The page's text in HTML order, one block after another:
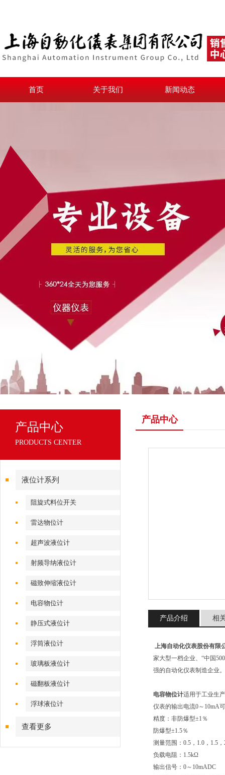
首页 关于我们 新闻动态
产品中心
PRODUCTS CENTER
液位计系列
阻旋式料位开关
雷达物位计
超声波液位计
射频导纳液位计
磁致伸缩液位计
电容物位计
静压式液位计
浮筒液位计
玻璃板液位计
磁翻板液位计
浮球液位计
查看更多
产品中心
产品介绍 相
上海自动化仪表股份有限
家大型一档企业、“中国
强的自动化仪表制造企业。
电容物位计适用于工业生
仪表的输出电流0～10mA
精度：非防爆型±1％
防爆型±1.5％
测量范围：0.5，1.0，1.5
负载电阻：1.5kΩ
输出信号：0～10mADC